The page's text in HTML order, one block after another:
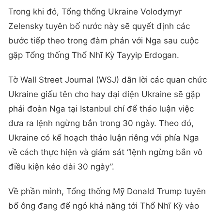
Trong khi đó, Tổng thống Ukraine Volodymyr
Zelensky tuyên bố nước này sẽ quyết định các
bước tiếp theo trong đàm phán với Nga sau cuộc
gặp Tổng thống Thổ Nhĩ Kỳ Tayyip Erdogan.
Tờ Wall Street Journal (WSJ) dẫn lời các quan chức
Ukraine giấu tên cho hay đại diện Ukraine sẽ gặp
phái đoàn Nga tại Istanbul chỉ để thảo luận việc
đưa ra lệnh ngừng bắn trong 30 ngày. Theo đó,
Ukraine có kế hoạch thảo luận riêng với phía Nga
về cách thực hiện và giám sát “lệnh ngừng bắn vô
điều kiện kéo dài 30 ngày”.
Về phần mình, Tổng thống Mỹ Donald Trump tuyên
bố ông đang để ngỏ khả năng tới Thổ Nhĩ Kỳ vào